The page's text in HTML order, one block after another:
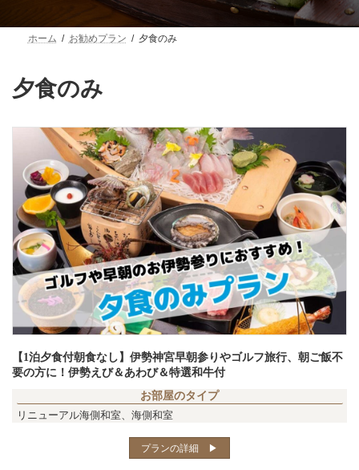
ホーム お勧めプラン 夕食のみ
夕食のみ
【1泊夕食付朝食なし】伊勢神宮早朝参りやゴルフ旅行、朝ご飯不
要の方に！伊勢えび＆あわび＆特選和牛付
お部屋のタイプ
リニューアル海側和室、 海側和室
プランの詳細 ▶︎